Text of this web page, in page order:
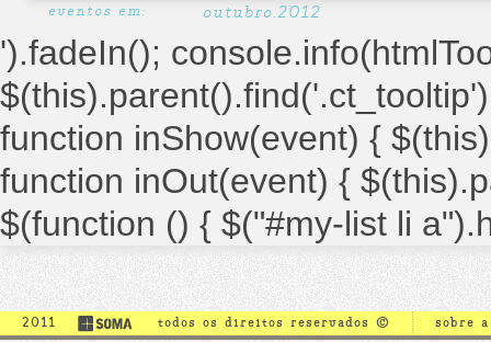
eventos em: outubro.2012
').fadeIn();
function inShow(event) {
function inOut(event) {
$(function () { $("#my-list li
2011 todos os direitos reservados © sobre